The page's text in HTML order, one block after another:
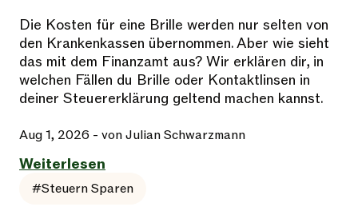
Die Kosten für eine Brille werden nur selten von
den Krankenkassen übernommen. Aber wie sieht
das mit dem Finanzamt aus? Wir erklären dir, in
welchen Fällen du Brille oder Kontaktlinsen in
deiner Steuererklärung geltend machen kannst.
Aug 1, 2026 - von Julian Schwarzmann
Weiterlesen
#Steuern Sparen